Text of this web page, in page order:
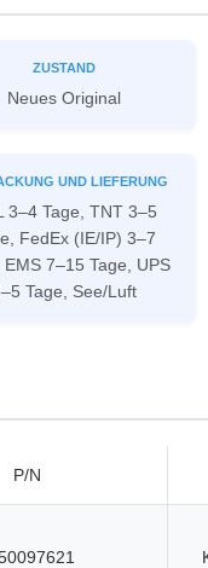
ZUSTAND
Neues Original
UND LIEFERUNG
3–4 Tage, TNT 3–5
FedEx (IE/IP) 3–7
EMS 7–15 Tage, UPS
Tage, See/Luft
P/N